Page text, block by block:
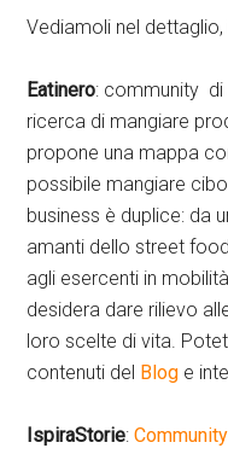
Vediamoli nel
Eatinero: community di
ricerca di mangiare
propone una mappa
possibile mangiare
business è duplice: da
amanti dello street
agli esercenti in
desidera dare rilievo
loro scelte di vita.
contenuti del Blog e
IspiraStorie: